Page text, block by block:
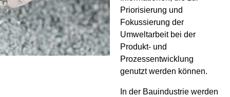
Priorisierung und
Fokussierung der
Umweltarbeit bei der
Produkt- und
Prozessentwicklung
genutzt werden können.
In der Bauindustrie werden